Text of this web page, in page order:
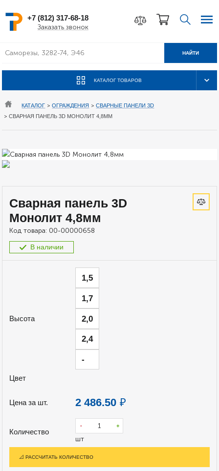
+7 (812) 317-68-18
Заказать звонок
КАТАЛОГ ТОВАРОВ
НАЙТИ
КАТАЛОГ >ОГРАЖДЕНИЯ >СВАРНЫЕ ПАНЕЛИ 3D
>СВАРНАЯ ПАНЕЛЬ 3D МОНОЛИТ 4,8ММ
Сварная панель 3D
Монолит 4,8мм
Код товара: 00-00000658
В наличии
Высота
1,5
1,7
2,0
2,4
-
Цвет
Цена за шт. 2 486.50 ₽
Количество
- +
шт
📐 РАССЧИТАТЬ КОЛИЧЕСТВО